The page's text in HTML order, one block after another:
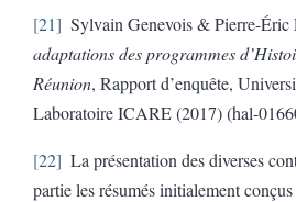
21 Sylvain Genevois & Pierre-Éric
adaptations des programmes
Réunion, Rapport d’enquête,
Laboratoire ICARE (2017) (hal-
22
La présentation des diverses
partie les résumés initialement